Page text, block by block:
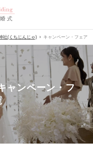
社(くちじんじゃ) キャンペーン・フェア
ャンペーン・フ